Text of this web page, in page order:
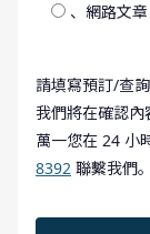
、網路文章
請填寫預訂/查
我們將在確認內
萬一您在 24 小
8392 聯繫我們。